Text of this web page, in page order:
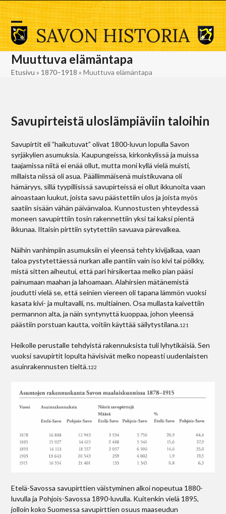
Skip
to
content
Open
mobile
menu
Close
mobile
menu
Muuttuva elämäntapa
Etusivu » 1870–1918 »Muuttuva elämäntapa
Savupirteistä uloslämpiäviin taloihin
Savupirtit eli ”haikutuvat” olivat 1800-luvun lopulla Savon
syrjäkylien asumuksia. Kaupungeissa, kirkonkylissä ja muissa
taajamissa niitä ei enää ollut, mutta moni kyllä vielä muisti,
millaista niissä oli asua. Päällimmäisenä muistikuvana oli
hämäryys, sillä tyypillisissä savupirteissä ei ollut ikkunoita vaan
ainoastaan luukut, joista savu päästettiin ulos ja joista myös
saatiin sisään vähän päivänvaloa. Kunnostusten yhteydessä
moneen savupirttiin tosin rakennettiin yksi tai kaksi pientä
ikkunaa. Iltaisin pirttiin sytytettiin savuava pärevalkea.
Näihin vanhimpiin asumuksiin ei yleensä tehty kivijalkaa, vaan
taloa pystytettäessä nurkan alle pantiin vain iso kivi tai pölkky,
mistä sitten aiheutui, että pari hirsikertaa melko pian pääsi
painumaan maahan ja lahoamaan. Alahirsien mätänemistä
joudutti vielä se, että seinien viereen oli tapana lämmön vuoksi
kasata kivi- ja multavalli, ns. multiainen. Osa mullasta kaivettiin
permannon alta, ja näin syntynyttä kuoppaa, johon yleensä
päästiin porstuan kautta, voitiin käyttää säilytystilana.121
Heikolle perustalle tehdyistä rakennuksista tuli lyhytikäisiä. Sen
vuoksi savupirtit lopulta hävisivät melko nopeasti uudenlaisten
asuinrakennusten tieltä.122
Etelä-Savossa savupirttien väistyminen alkoi nopeutua 1880-
luvulla ja Pohjois-Savossa 1890-luvulla. Kuitenkin vielä 1895,
jolloin koko Suomessa savupirttien osuus maaseudun